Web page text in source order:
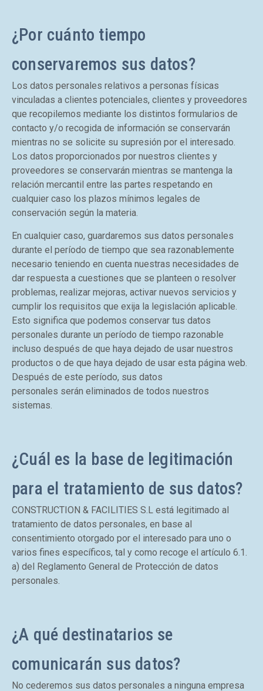
¿Por cuánto tiempo
conservaremos sus datos?
Los datos personales relativos a personas físicas
vinculadas a clientes potenciales, clientes y proveedores
que recopilemos mediante los distintos formularios de
contacto y/o recogida de información se conservarán
mientras no se solicite su supresión por el interesado.
Los datos proporcionados por nuestros clientes y
proveedores se conservarán mientras se mantenga la
relación mercantil entre las partes respetando en
cualquier caso los plazos mínimos legales de
conservación según la materia.
En cualquier caso, guardaremos sus datos personales
durante el período de tiempo que sea razonablemente
necesario teniendo en cuenta nuestras necesidades de
dar respuesta a cuestiones que se planteen o resolver
problemas, realizar mejoras, activar nuevos servicios y
cumplir los requisitos que exija la legislación aplicable.
Esto significa que podemos conservar tus datos
personales durante un período de tiempo razonable
incluso después de que haya dejado de usar nuestros
productos o de que haya dejado de usar esta página web.
Después de este período, sus datos
personales serán eliminados de todos nuestros
sistemas.
¿Cuál es la base de legitimación
para el tratamiento de sus datos?
CONSTRUCTION & FACILITIES S.L está legitimado al
tratamiento de datos personales, en base al
consentimiento otorgado por el interesado para uno o
varios fines específicos, tal y como recoge el artículo 6.1.
a) del Reglamento General de Protección de datos
personales.
¿A qué destinatarios se
comunicarán sus datos?
No cederemos sus datos personales a ninguna empresa